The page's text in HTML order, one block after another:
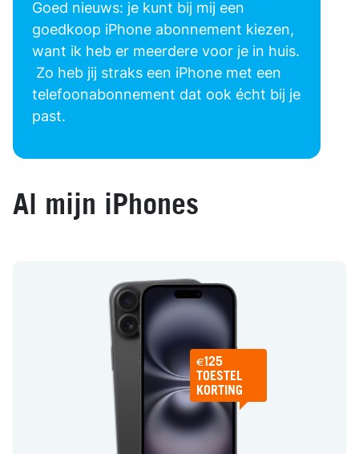
Goed nieuws: je kunt bij mij een
goedkoop iPhone abonnement kiezen,
want ik heb er meerdere voor je in huis.
Zo heb jij straks een iPhone met een
telefoonabonnement dat ook écht bij je
past.
Al mijn iPhones
€125
TOESTEL
KORTING